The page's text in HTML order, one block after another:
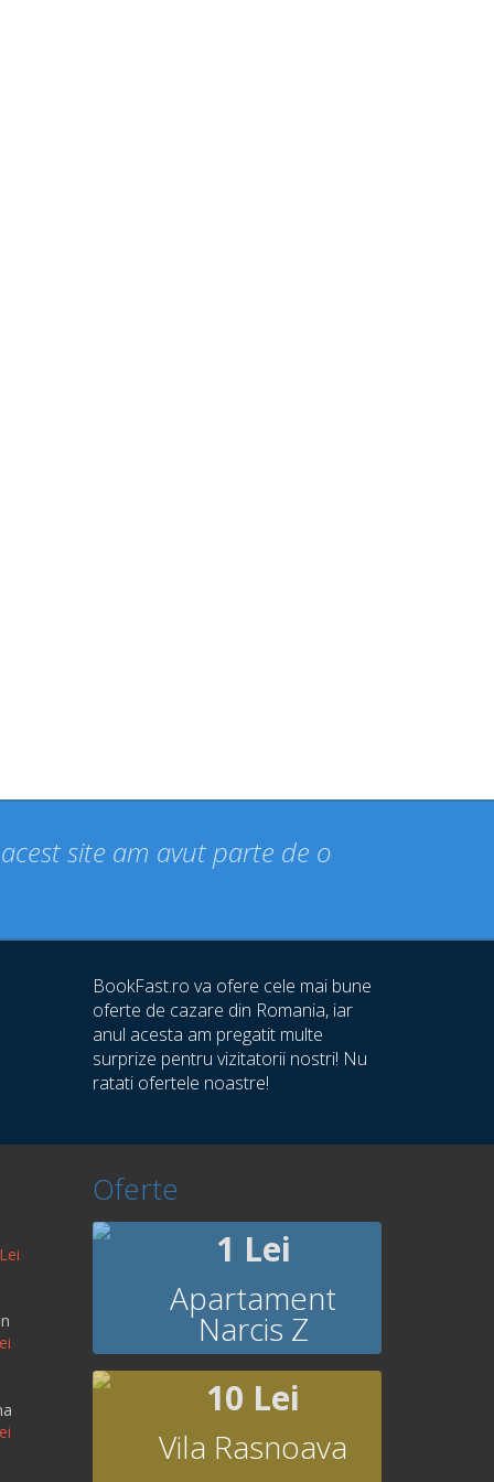
site am avut parte de o
BookFast.ro va ofere cele mai bune
oferte de cazare din Romania, iar
anul acesta am pregatit multe
surprize pentru vizitatorii nostri! Nu
ratati ofertele noastre!
Oferte
1 Lei
Apartament
Narcis Z
10 Lei
Vila Rasnoava